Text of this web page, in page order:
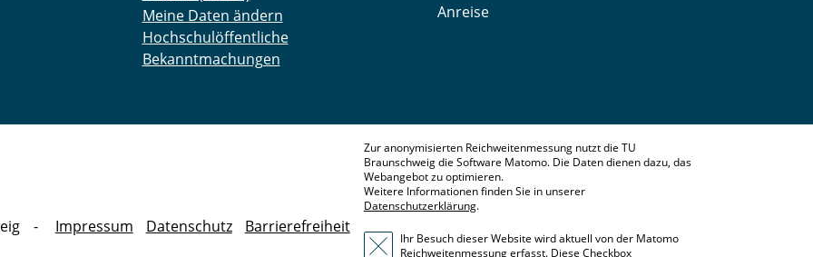
Meine Daten ändern
Hochschulöffentliche
Bekanntmachungen
Anreise
Impressum Datenschutz Barrierefreiheit
Zur anonymisierten Reichweitenmessung nutzt die TU
Braunschweig die Software Matomo. Die Daten dienen dazu, das
Webangebot zu optimieren.
Weitere Informationen finden Sie in unserer
Datenschutzerklärung.
Ihr Besuch dieser Website wird aktuell von der Matomo
Reichweitenmessung erfasst. Diese Checkbox